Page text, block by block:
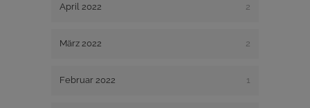
April 2022 2
März 2022 2
Februar 2022 1